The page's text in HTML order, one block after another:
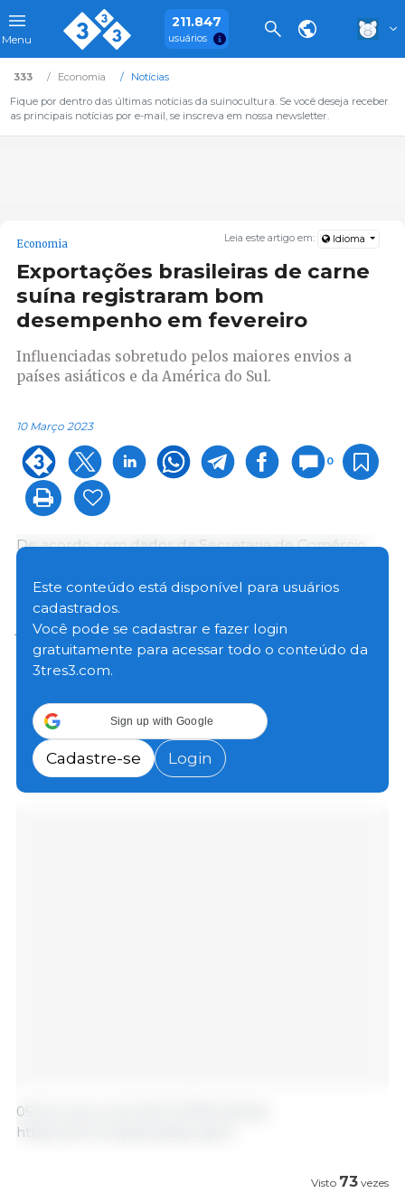
Menu
211.847
usuários
333 Economia
Notícias
Fique por dentro das últimas notícias da suinocultura. Se você deseja receber
as principais notícias por e-mail, se inscreva em nossa newsletter.
Leia este artigo em: Idioma
Economia
Exportações brasileiras de carne
suína registraram bom
desempenho em fevereiro
Influenciadas sobretudo pelos maiores envios a
países asiáticos e da América do Sul.
10 Março 2023
0
De acordo com dados da Secretaria de Comércio
exportadas 77,8 mil toneladas de carne suína no
mês passado, recuo de 11,5% frente ao resultado de
janeiro (devido ao menor número de dias úteis no
mês), mas incremento de 11,4% na comparação com
fevereiro de 2022.
Quanto ao mercado interno, levantamento do
Cepea mostra que os preços do suíno vivo recuaram
na maioria das regiões, pressionados pela menor
demanda de frigoríficos por novos lotes para abate.
09 de março de 2023 /CEPEA /Brasil.
https://www.cepea.esalq.usp.br
Este conteúdo está disponível para usuários
cadastrados.
Você pode se cadastrar e fazer login
gratuitamente para acessar todo o conteúdo da
3tres3.com.
Sign up with Google
Cadastre-se Login
Visto 73 vezes